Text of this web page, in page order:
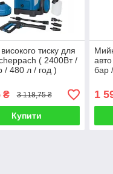
тиску для
( 2400Вт /
/ 480 л / год )
₴ 3 118,75 ₴
Купити
бар
1